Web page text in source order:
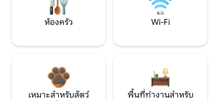
ห้องครัว Wi-Fi
เหมาะสำหรับสัตว์
พื้นที่ทำงานสำหรับ